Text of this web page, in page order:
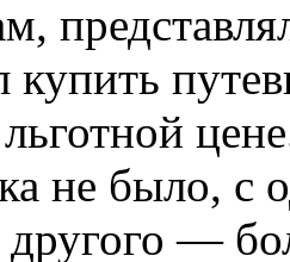
купить
не было, с
другого —